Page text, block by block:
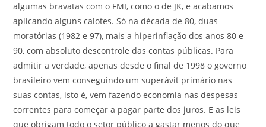
algumas bravatas com o FMI, como o de JK, e acabamos
aplicando alguns calotes. Só na década de 80, duas
moratórias (1982 e 97), mais a hiperinflação dos anos 80 e
90, com absoluto descontrole das contas públicas. Para
admitir a verdade, apenas desde o final de 1998 o governo
brasileiro vem conseguindo um superávit primário nas
suas contas, isto é, vem fazendo economia nas despesas
correntes para começar a pagar parte dos juros. E as leis
que obrigam todo o setor público a gastar menos do que